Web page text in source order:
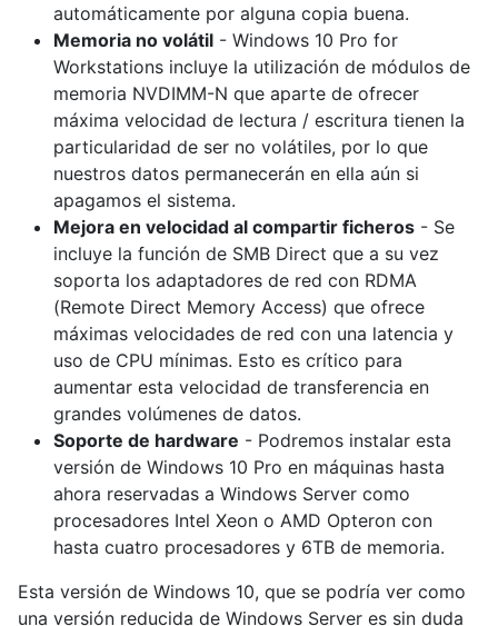
automáticamente por alguna copia buena.
Memoria no volátil - Windows 10 Pro for
Workstations incluye la utilización de módulos de
memoria NVDIMM-N que aparte de ofrecer
máxima velocidad de lectura / escritura tienen la
particularidad de ser no volátiles, por lo que
nuestros datos permanecerán en ella aún si
apagamos el sistema.
Mejora en velocidad al compartir ficheros - Se
incluye la función de SMB Direct que a su vez
soporta los adaptadores de red con RDMA
(Remote Direct Memory Access) que ofrece
máximas velocidades de red con una latencia y
uso de CPU mínimas. Esto es crítico para
aumentar esta velocidad de transferencia en
grandes volúmenes de datos.
Soporte de hardware - Podremos instalar esta
versión de Windows 10 Pro en máquinas hasta
ahora reservadas a Windows Server como
procesadores Intel Xeon o AMD Opteron con
hasta cuatro procesadores y 6TB de memoria.
Esta versión de Windows 10, que se podría ver como
una versión reducida de Windows Server es sin duda